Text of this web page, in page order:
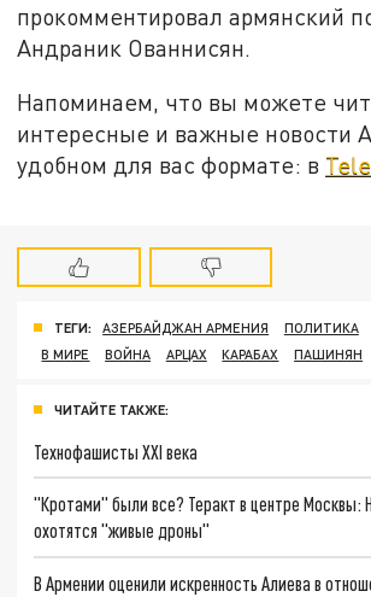
прокомментировал армянский
Андраник Ованнисян.
Напоминаем, что вы можете
интересные и важные новости
удобном для вас формате: в
ТЕГИ: АЗЕРБАЙДЖАН АРМЕНИЯ ПОЛИТИКА
В МИРЕ
ВОЙНА АРЦАХ КАРАБАХ ПАШИНЯН
ЧИТАЙТЕ ТАКЖЕ:
Технофашисты XXI века
"Кротами" были все? Теракт в центре Москвы:
охотятся "живые дроны"
В Армении оценили искренность Алиева в